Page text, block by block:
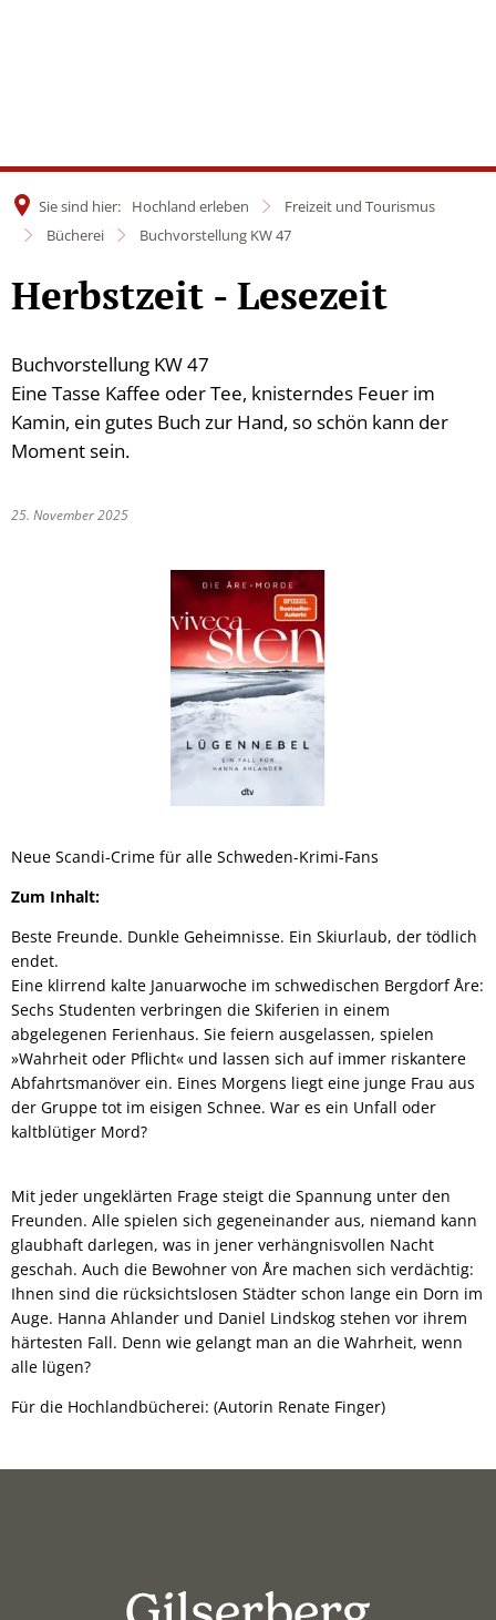
Sie sind hier: Hochland erleben
Freizeit und Tourismus
Bücherei
Buchvorstellung KW 47
Herbstzeit - Lesezeit
Buchvorstellung KW 47
Eine Tasse Kaffee oder Tee, knisterndes Feuer im
Kamin, ein gutes Buch zur Hand, so schön kann der
Moment sein.
25. November 2025
Neue Scandi-Crime für alle Schweden-Krimi-Fans
Zum Inhalt:
Beste Freunde. Dunkle Geheimnisse. Ein Skiurlaub, der tödlich
endet.
Eine klirrend kalte Januarwoche im schwedischen Bergdorf Åre:
Sechs Studenten verbringen die Skiferien in einem
abgelegenen Ferienhaus. Sie feiern ausgelassen, spielen
»Wahrheit oder Pflicht« und lassen sich auf immer riskantere
Abfahrtsmanöver ein. Eines Morgens liegt eine junge Frau aus
der Gruppe tot im eisigen Schnee. War es ein Unfall oder
kaltblütiger Mord?
Mit jeder ungeklärten Frage steigt die Spannung unter den
Freunden. Alle spielen sich gegeneinander aus, niemand kann
glaubhaft darlegen, was in jener verhängnisvollen Nacht
geschah. Auch die Bewohner von Åre machen sich verdächtig:
Ihnen sind die rücksichtslosen Städter schon lange ein Dorn im
Auge. Hanna Ahlander und Daniel Lindskog stehen vor ihrem
härtesten Fall. Denn wie gelangt man an die Wahrheit, wenn
alle lügen?
Für die Hochlandbücherei: (Autorin Renate Finger)